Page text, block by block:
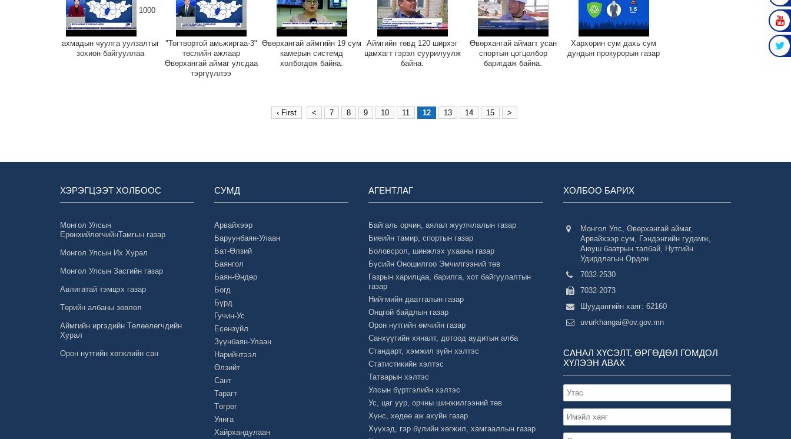
1000
ахмадын чуулга уулзалтыг
зохион байгууллаа
"Тогтвортой амьжиргаа-3"
төслийн ажлаар
Өвөрхангай аймаг улсдаа
тэргүүллээ
Өвөрхангай аймгийн 19 сум
камерын системд
холбогдож байна.
Аймгийн төвд 120 ширхэг
цамхагт гэрэл суурилуулж
байна.
Өвөрхангай аймагт усан
спортын цогцолбор
баригдаж байна.
Хархорин сум дахь сум
дундын прокурорын газар
‹ First < 7 8 9 10 11 12 13 14 15 >
ХЭРЭГЦЭЭТ ХОЛБООС
Монгол Улсын
ЕрөнхийлөгчийнТамгын газар
Монгол Улсын Их Хурал
Монгол Улсын Засгийн газар
Авлигатай тэмцэх газар
Төрийн албаны зөвлөл
Аймгийн иргэдийн Төлөөлөгчдийн
Хурал
Орон нутгийн хөгжлийн сан
СУМД
Арвайхээр
Баруунбаян-Улаан
Бат-Өлзий
Баянгол
Баян-Өндөр
Богд
Бүрд
Гучин-Ус
Есөнзүйл
Зүүнбаян-Улаан
Нарийнтээл
Өлзийт
Сант
Тарагт
Төгрөг
Уянга
Хайрхандулаан
АГЕНТЛАГ
Байгаль орчин, аялал жуулчлалын газар
Биеийн тамир, спортын газар
Боловсрол, шинжлэх ухааны газар
Бүсийн Оношилгоо Эмчилгээний төв
Газрын харилцаа, барилга, хот байгуулалтын
газар
Нийгмийн даатгалын газар
Онцгой байдлын газар
Орон нутгийн өмчийн газар
Санхүүгийн хяналт, дотоод аудитын алба
Стандарт, хэмжил зүйн хэлтэс
Статистикийн хэлтэс
Татварын хэлтэс
Улсын бүртгэлийн хэлтэс
Ус, цаг уур, орчны шинжилгээний төв
Хүнс, хөдөө аж ахуйн газар
Хүүхэд, гэр бүлийн хөгжил, хамгааллын газар
ХОЛБОО БАРИХ
Монгол Улс, Өвөрхангай аймаг,
Арвайхээр сум, Гэндэнгийн гудамж,
Аюуш баатрын талбай, Нутгийн
Удирдлагын Ордон
7032-2530
7032-2073
Шуудангийн хаяг: 62160
uvurkhangai@ov.gov.mn
САНАЛ ХҮСЭЛТ, ӨРГӨДӨЛ ГОМДОЛ
ХҮЛЭЭН АВАХ